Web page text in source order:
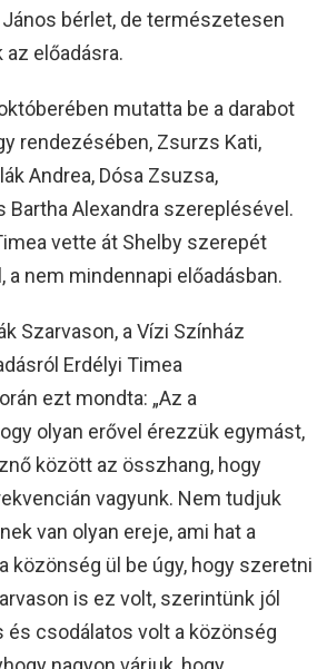
János bérlet, de természetesen
előadásra.
mutatta be a darabot
rendezésében, Zsurzs Kati,
Andrea, Dósa Zsuzsa,
Bartha Alexandra szereplésével.
vette át Shelby szerepét
a nem mindennapi előadásban.
Szarvason, a Vízi Színház
Erdélyi Timea
ezt mondta: „Az a
olyan erővel érezzük egymást,
között az összhang, hogy
vagyunk. Nem tudjuk
van olyan ereje, ami hat a
közönség ül be úgy, hogy szeretni
is ez volt, szerintünk jól
és csodálatos volt a közönség